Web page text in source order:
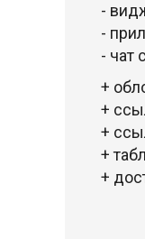
-
-
- чат
+
+
+
+
+